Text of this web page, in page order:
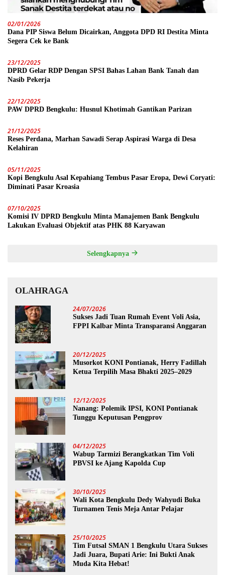
02/01/2026
Dana PIP Siswa Belum Dicairkan, Anggota DPD RI Destita Minta
Segera Cek ke Bank
23/12/2025
DPRD Gelar RDP Dengan SPSI Bahas Lahan Bank Tanah dan
Nasib Pekerja
22/12/2025
PAW DPRD Bengkulu: Husnul Khotimah Gantikan Parizan
21/12/2025
Reses Perdana, Marhan Sawadi Serap Aspirasi Warga di Desa
Kelahiran
05/11/2025
Kopi Bengkulu Asal Kepahiang Tembus Pasar Eropa, Dewi Coryati:
Diminati Pasar Kroasia
07/10/2025
Komisi IV DPRD Bengkulu Minta Manajemen Bank Bengkulu
Lakukan Evaluasi Objektif atas PHK 88 Karyawan
Selengkapnya
OLAHRAGA
24/07/2026
Sukses Jadi Tuan Rumah Event Voli Asia,
FPPI Kalbar Minta Transparansi Anggaran
20/12/2025
Musorkot KONI Pontianak, Herry Fadillah
Ketua Terpilih Masa Bhakti 2025–2029
12/12/2025
Nanang: Polemik IPSI, KONI Pontianak
Tunggu Keputusan Pengprov
04/12/2025
Wabup Tarmizi Berangkatkan Tim Voli
PBVSI ke Ajang Kapolda Cup
30/10/2025
Wali Kota Bengkulu Dedy Wahyudi Buka
Turnamen Tenis Meja Antar Pelajar
25/10/2025
Tim Futsal SMAN 1 Bengkulu Utara Sukses
Jadi Juara, Bupati Arie: Ini Bukti Anak
Muda Kita Hebat!